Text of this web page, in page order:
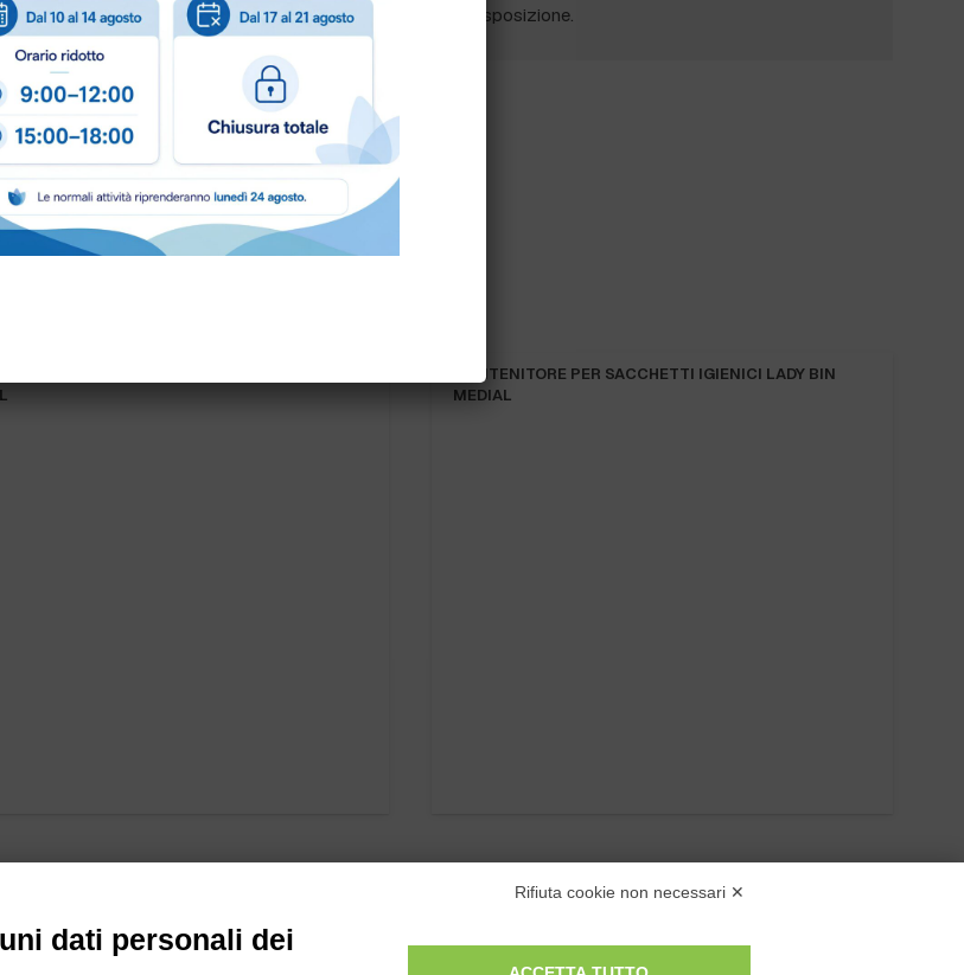
Per ogni informazione siamo a disposizione.
CONTENITORE PER SACCHETTI IGIENICI LADY BIN
MEDIAL
Rifiuta cookie non necessari ✕
dati personali dei